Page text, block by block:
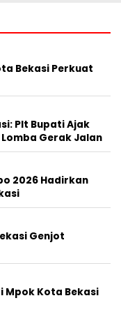
Bekasi Perkuat
Plt Bupati Ajak
Gerak Jalan
2026 Hadirkan
Genjot
Mpok Kota Bekasi